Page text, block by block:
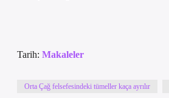
Tarih: Makaleler
Orta Çağ felsefesindeki tümeller kaça ayrılır